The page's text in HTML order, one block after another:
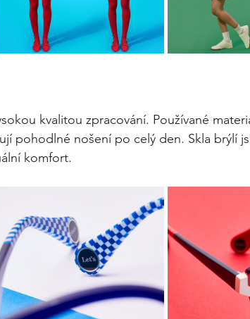
kvalitou zpracování. Používané
pohodlné nošení po celý den. Skla brýlí
komfort.